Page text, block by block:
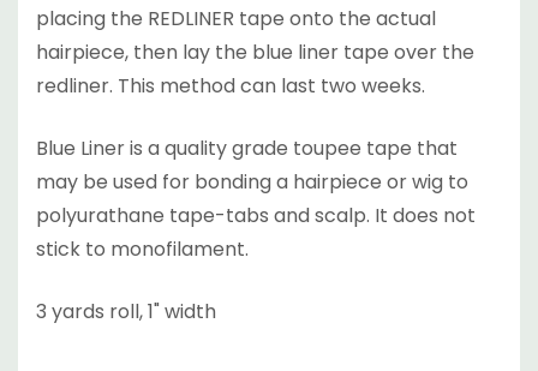
placing the REDLINER tape onto the actual
hairpiece, then lay the blue liner tape over the
redliner. This method can last two weeks.
Blue Liner is a quality grade toupee tape that
may be used for bonding a hairpiece or wig to
polyurathane tape-tabs and scalp. It does not
stick to monofilament.
3 yards roll, 1" width